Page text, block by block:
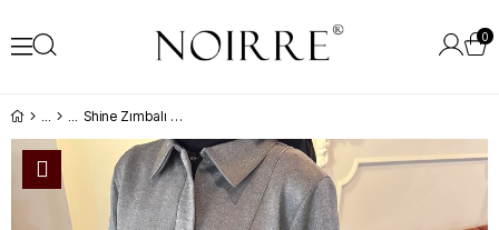
0
Shine Zımbalı Ceket